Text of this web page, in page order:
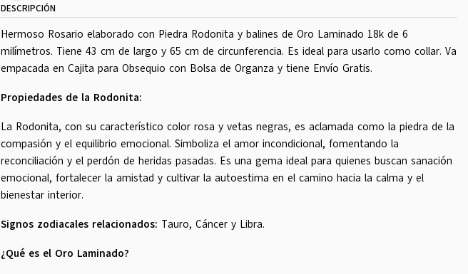
DESCRIPCIÓN
Hermoso Rosario elaborado con Piedra Rodonita y balines de Oro Laminado 18k de 6
milímetros. Tiene 43 cm de largo y 65 cm de circunferencia. Es ideal para usarlo como collar. Va
empacada en Cajita para Obsequio con Bolsa de Organza y tiene Envío Gratis.
Propiedades de la Rodonita:
La Rodonita, con su característico color rosa y vetas negras, es aclamada como la piedra de la
compasión y el equilibrio emocional. Simboliza el amor incondicional, fomentando la
reconciliación y el perdón de heridas pasadas. Es una gema ideal para quienes buscan sanación
emocional, fortalecer la amistad y cultivar la autoestima en el camino hacia la calma y el
bienestar interior.
Signos zodiacales relacionados: Tauro, Cáncer y Libra.
¿Qué es el Oro Laminado?